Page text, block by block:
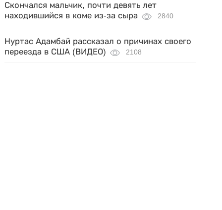
Скончался мальчик, почти девять лет
находившийся в коме из-за сыра
2840
Нуртас Адамбай рассказал о причинах своего
переезда в США (ВИДЕО)
2108